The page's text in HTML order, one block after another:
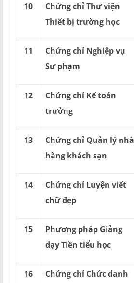
10
Chứng chỉ Thư viện
Thiết bị trường học
11
Chứng chỉ Nghiệp vụ
Sư phạm
12
Chứng chỉ Kế toán
trưởng
13
Chứng chỉ Quản lý nhà
hàng khách sạn
14
Chứng chỉ Luyện viết
chữ đẹp
15
Phương pháp Giảng
dạy Tiền tiểu học
16
Chứng chỉ Chức danh